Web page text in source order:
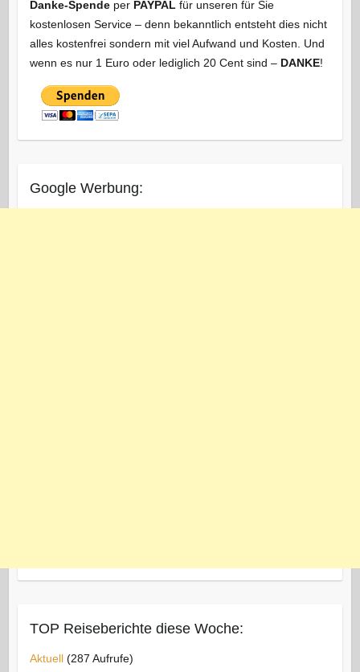
Danke-Spendeper PAYPAL für unseren für Sie
kostenlosen Service – denn bekanntlich entsteht dies nicht
alles kostenfrei sondern mit viel Aufwand und Kosten. Und
wenn es nur 1 Euro oder lediglich 20 Cent sind – DANKE!
Google Werbung:
TOP Reiseberichte diese Woche:
Aktuell (287 Aufrufe)